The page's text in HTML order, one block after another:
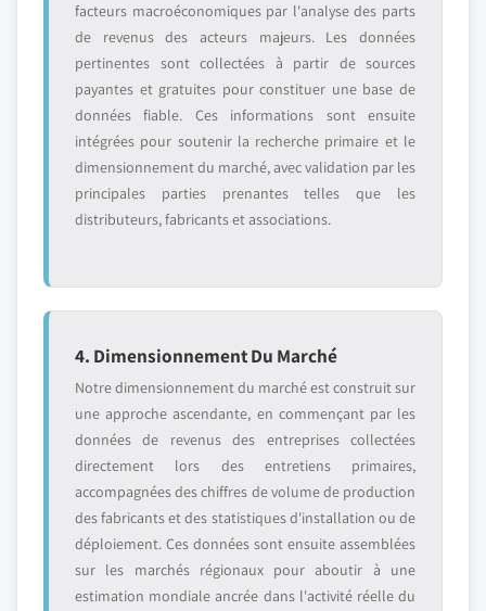
facteurs macroéconomiques par l'analyse des parts
de revenus des acteurs majeurs. Les données
pertinentes sont collectées à partir de sources
payantes et gratuites pour constituer une base de
données fiable. Ces informations sont ensuite
intégrées pour soutenir la recherche primaire et le
dimensionnement du marché, avec validation par les
principales parties prenantes telles que les
distributeurs, fabricants et associations.
4. Dimensionnement Du Marché
Notre dimensionnement du marché est construit sur
une approche ascendante, en commençant par les
données de revenus des entreprises collectées
directement lors des entretiens primaires,
accompagnées des chiffres de volume de production
des fabricants et des statistiques d'installation ou de
déploiement. Ces données sont ensuite assemblées
sur les marchés régionaux pour aboutir à une
estimation mondiale ancrée dans l'activité réelle du